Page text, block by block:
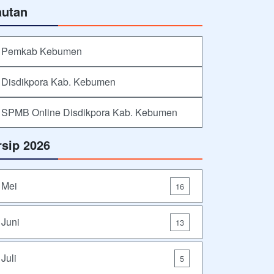
Pemkab Kebumen
Disdikpora Kab. Kebumen
SPMB Online Disdikpora Kab. Kebumen
2026
Mei 16
Juni 13
Juli 5